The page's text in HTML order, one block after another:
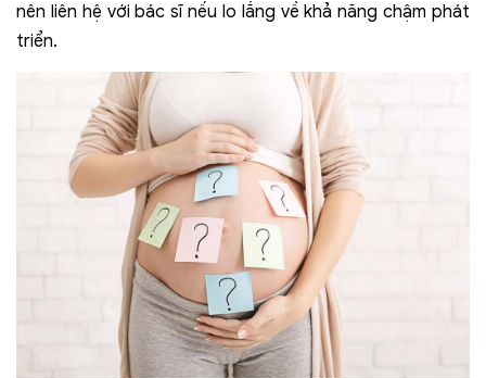
nên liên hệ với bác sĩ nếu lo lắng về khả năng chậm phát
triển.